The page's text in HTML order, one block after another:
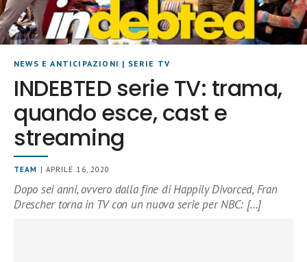
NEWS E ANTICIPAZIONI | SERIE TV
INDEBTED serie TV: trama,
quando esce, cast e
streaming
TEAM | APRILE 16, 2020
Dopo sei anni, ovvero dalla fine di Happily Divorced, Fran
Drescher torna in TV con un nuova serie per NBC: […]